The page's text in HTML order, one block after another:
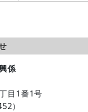
係
目1番1号
）